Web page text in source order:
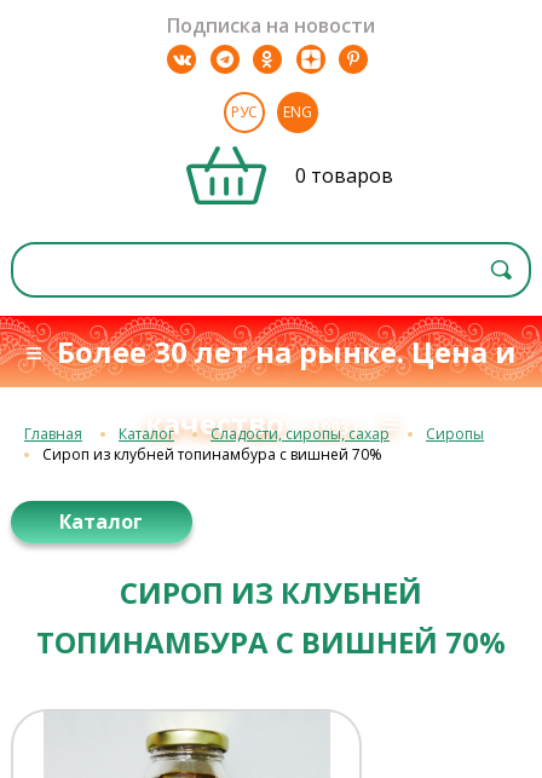
Подписка на новости
РУС ENG
0 товаров
≡ Более 30 лет на рынке. Цена и
качествос 1993 г.≡
Главная Каталог Сладости, сиропы, сахар
Сиропы
Сироп из клубней топинамбура с вишней 70%
Каталог
СИРОП ИЗ КЛУБНЕЙ
ТОПИНАМБУРА С ВИШНЕЙ 70%